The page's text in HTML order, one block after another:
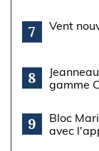
7 Vent
8
gamme
9
Bloc
avec